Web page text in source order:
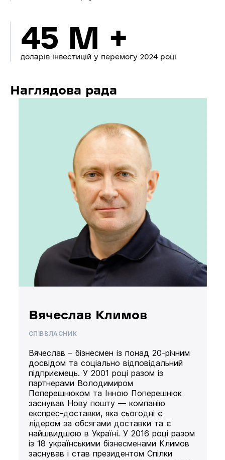
45 M +
доларів інвестицій у перемогу 2024 році
Наглядова рада
Вячеслав Климов
СПІВВЛАСНИК
Вячеслав – бізнесмен із понад 20-річним
досвідом та соціально відповідальний
підприємець. У 2001 році разом із
партнерами Володимиром
Поперешнюком та Інною Поперешнюк
заснував Нову пошту — компанію
експрес-доставки, яка сьогодні є
лідером за обсягами доставки та є
найшвидшою в Україні. У 2016 році разом
із 18 українськими бізнесменами Климов
заснував і став президентом Спілки